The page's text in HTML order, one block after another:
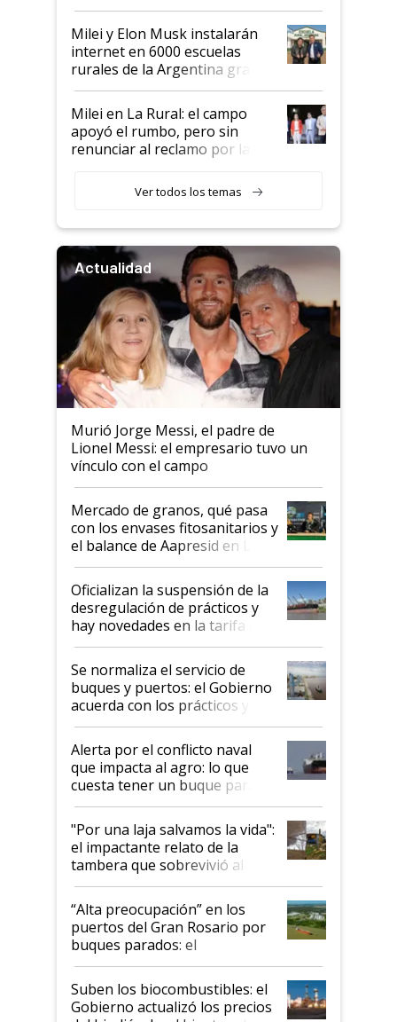
Milei y Elon Musk instalarán
internet en 6000 escuelas
rurales de la Argentina gracias
a un acuerdo con Starlink
Milei en La Rural: el campo
apoyó el rumbo, pero sin
renunciar al reclamo por las
Ver todos los temas
Actualidad
Murió Jorge Messi, el padre de
Lionel Messi: el empresario tuvo un
vínculo con el campo
Mercado de granos, qué pasa
con los envases fitosanitarios y
el balance de Aapresid en La
Posta
Oficializan la suspensión de la
desregulación de prácticos y
hay novedades en la tarifa de
la hidrovía
Se normaliza el servicio de
buques y puertos: el Gobierno
acuerda con los prácticos y
suspende el decreto de
desregulación
Alerta por el conflicto naval
que impacta al agro: lo que
cuesta tener un buque parado
y el peligro de que Argentina
pase a ser "país sucio"
"Por una laja salvamos la vida":
el impactante relato de la
tambera que sobrevivió al
tornado
“Alta preocupación” en los
puertos del Gran Rosario por
buques parados: el
funcionamiento de las
exportadoras en tensión tras
la medida de fuerza de los
prácticos
Suben los biocombustibles: el
Gobierno actualizó los precios